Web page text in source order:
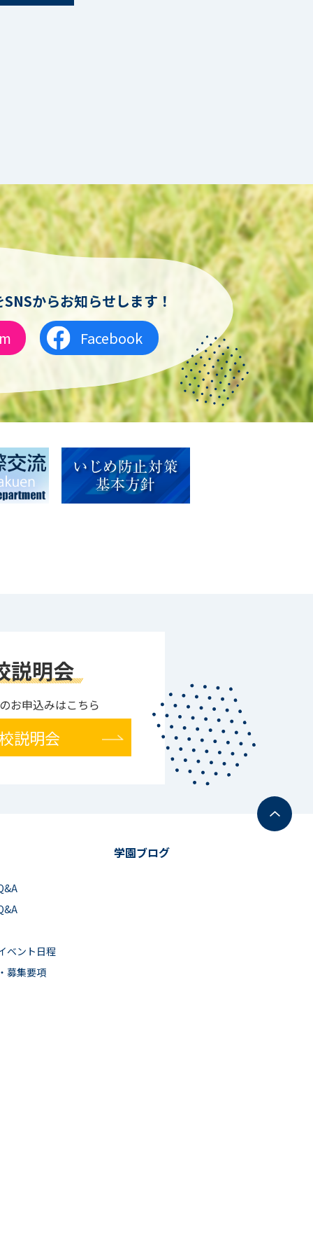
からお知らせします！
Facebook
説明会
お申込みはこちら
説明会
ベント日程
募集要項
学園ブログ